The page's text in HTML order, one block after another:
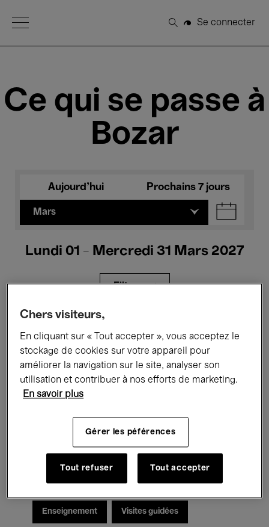
Open Menu
Rechercher
Se connecter
Ce qui se passe à
Bozar
Aujourd'hui Prochains 7 jours
Mars
Lundi 01 - Mercredi 31 Mars 2027
Filtres
Expositions Films Performances
Rencontres & Débats Jazz
Musique électronique
Pour tous Kids’ Palace
Enseignement Visites guidées
Chers visiteurs,
En cliquant sur « Tout accepter », vous acceptez le
stockage de cookies sur votre appareil pour
améliorer la navigation sur le site, analyser son
utilisation et contribuer à nos efforts de marketing.
En savoir plus
Gérer les péférences
Tout refuser Tout accepter